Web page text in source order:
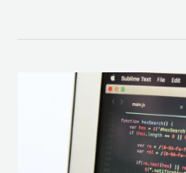
Models
revolucionando